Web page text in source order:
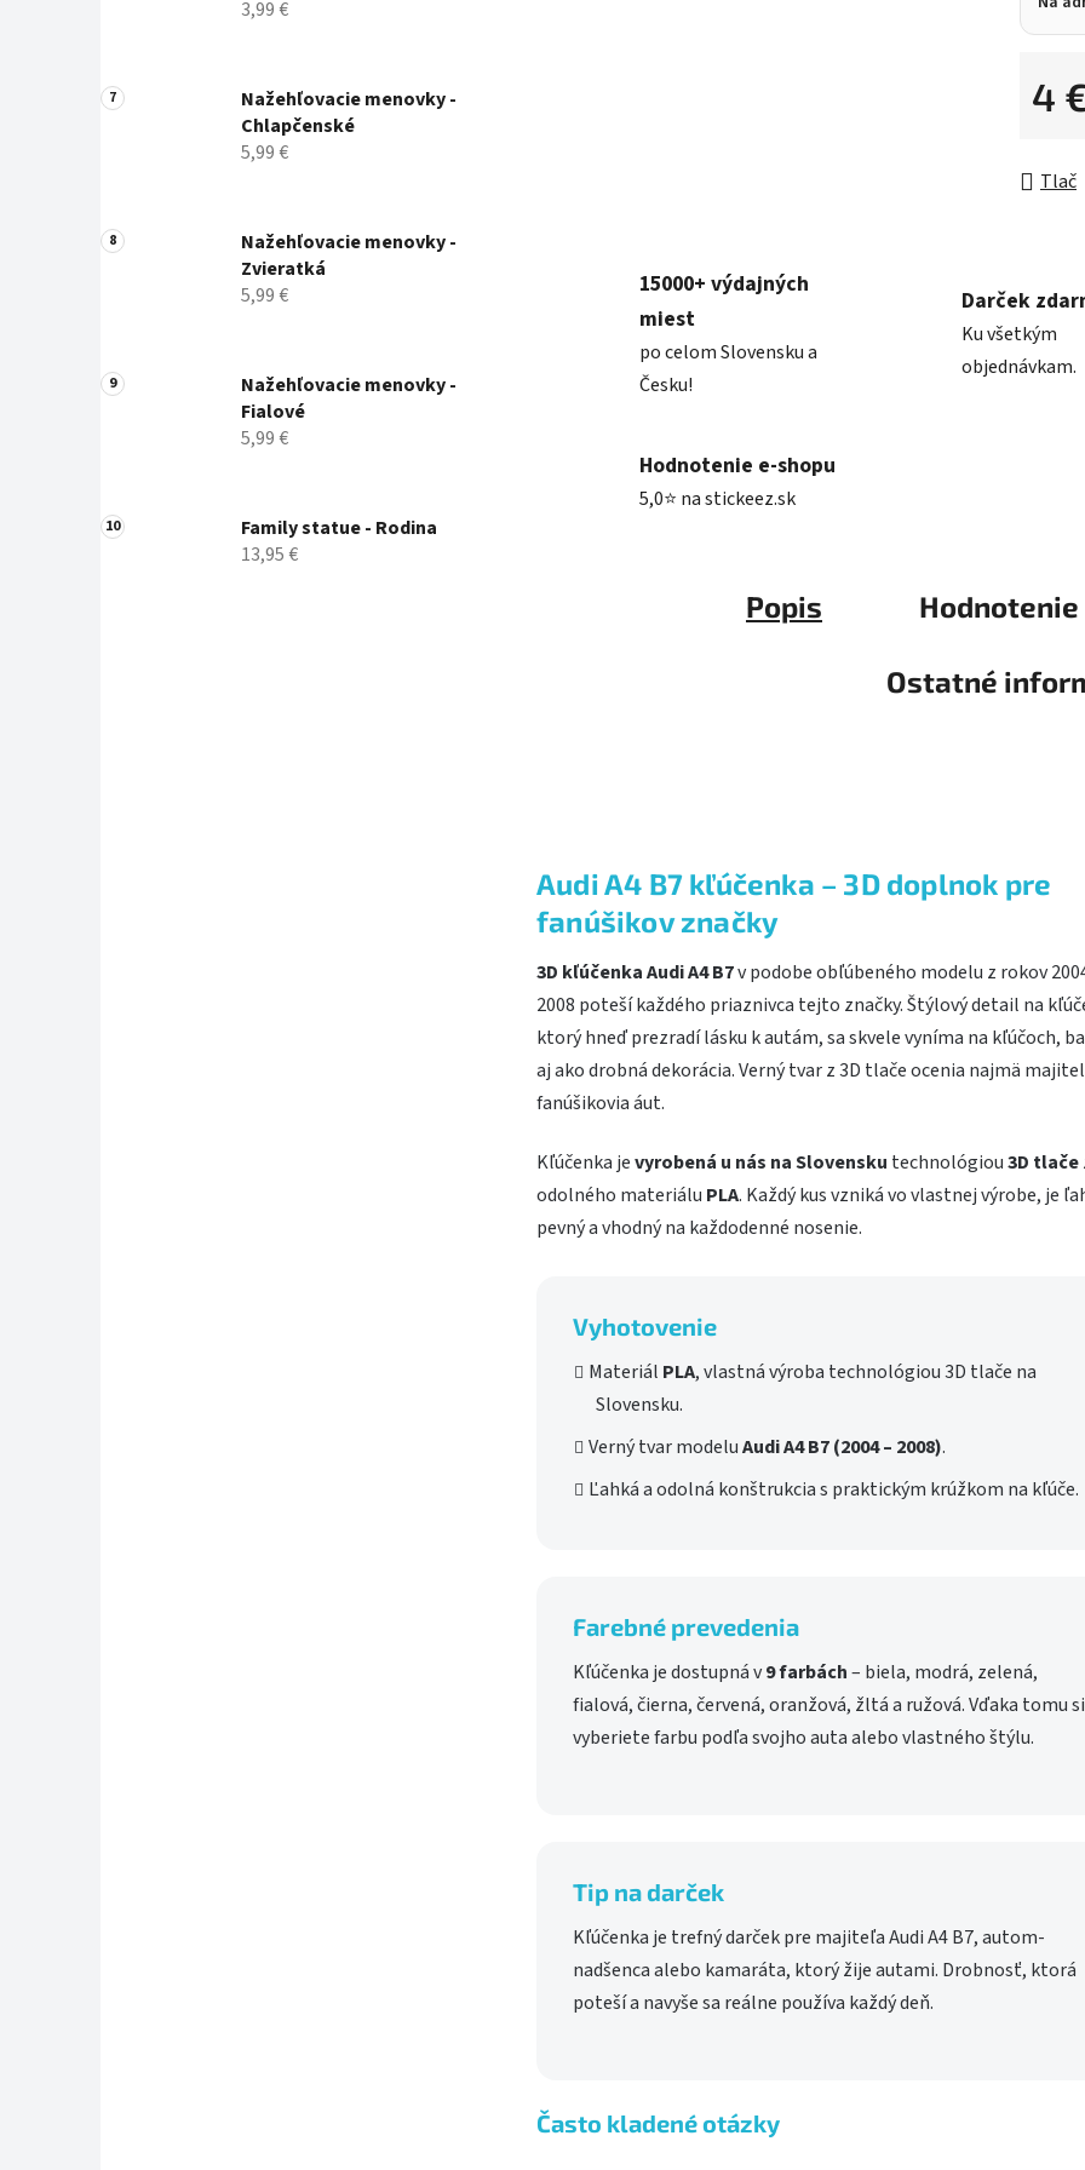
3,99 €
Nažehľovacie menovky -
Chlapčenské
5,99 €
Nažehľovacie menovky -
Zvieratká
5,99 €
Nažehľovacie menovky -
Fialové
5,99 €
Family statue - Rodina
13,95 €
4
Tlač
15000+ výdajných
miest
po celom Slovensku a
Česku!
Darček
Ku všetkým
objednávkam.
Hodnotenie e-shopu
5,0⭐ na stickeez.sk
Popis Hodnotenie
Ostatné
Audi A4 B7 kľúčenka – 3D doplnok pre
fanúšikov značky
3D kľúčenka Audi A4 B7v podobe obľúbeného modelu z rokov
2008 poteší každého priaznivca tejto značky. Štýlový detail na
ktorý hneď prezradí lásku k autám, sa skvele vyníma na kľúčoch,
aj ako drobná dekorácia. Verný tvar z 3D tlače ocenia najmä
fanúšikovia áut.
Kľúčenka jevyrobená u nás na Slovensku technológiou3D tlače
odolného materiálu PLA. Každý kus vzniká vo vlastnej výrobe, je
pevný a vhodný na každodenné nosenie.
Vyhotovenie
Materiál PLA, vlastná výroba technológiou 3D tlače na
Slovensku.
Verný tvar modeluAudi A4 B7 (2004 – 2008).
Ľahká a odolná konštrukcia s praktickým krúžkom na kľúče.
Farebné prevedenia
Kľúčenka je dostupná v9 farbách– biela, modrá, zelená,
fialová, čierna, červená, oranžová, žltá a ružová. Vďaka tomu si
vyberiete farbu podľa svojho auta alebo vlastného štýlu.
Tip na darček
Kľúčenka je trefný darček pre majiteľa Audi A4 B7, autom-
nadšenca alebo kamaráta, ktorý žije autami. Drobnosť, ktorá
poteší a navyše sa reálne používa každý deň.
Často kladené otázky